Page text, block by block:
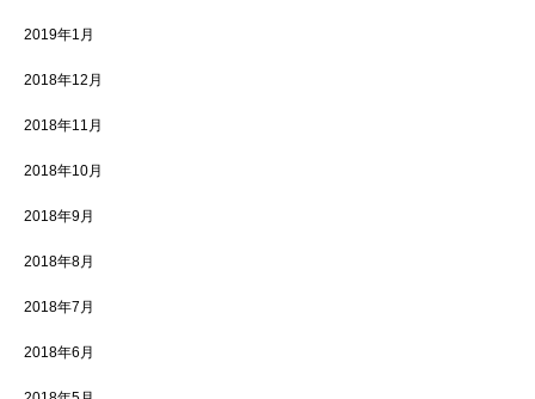
2019年1月
2018年12月
2018年11月
2018年10月
2018年9月
2018年8月
2018年7月
2018年6月